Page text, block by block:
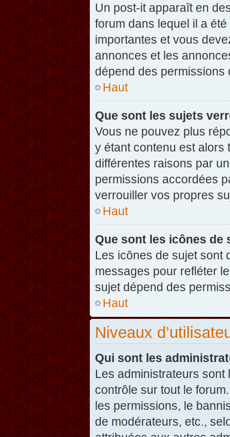
Un post-it apparaît en
forum dans lequel il a
importantes et vous
annonces et les
dépend des permissions
Haut
Que sont les sujets
Vous ne pouvez plus
y étant contenu est alors
différentes raisons par
permissions accordées
verrouiller vos propres
Haut
Que sont les icônes de
Les icônes de sujet sont
messages pour refléter
sujet dépend des
Haut
Niveaux
Qui sont les
Les administrateurs
contrôle sur tout le
les permissions, le
de modérateurs, etc.,